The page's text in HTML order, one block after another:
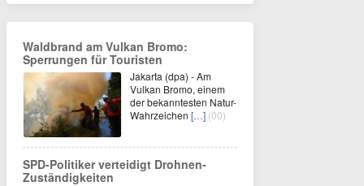
Waldbrand am Vulkan Bromo:
Sperrungen für Touristen
Jakarta (dpa) - Am
Vulkan Bromo, einem
der bekanntesten Natur-
Wahrzeichen […] (00)
SPD-Politiker verteidigt Drohnen-
Zuständigkeiten